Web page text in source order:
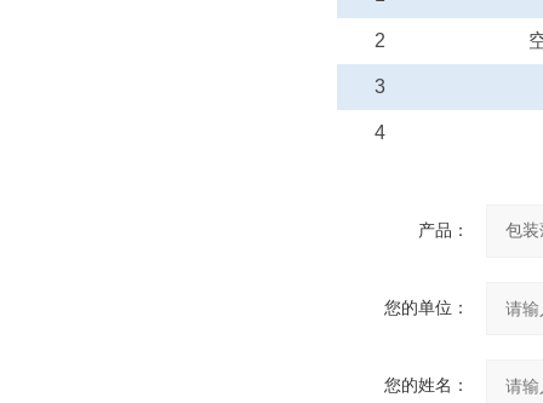
2
3
4
产品：
您的单位：
您的姓名：